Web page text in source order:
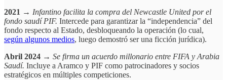
2021 → Infantino facilita la compra del Newcastle United por el
fondo saudí PIF. Intercede para garantizar la “independencia” del
fondo respecto al Estado, desbloqueando la operación (lo cual,
según algunos medios, luego demostró ser una ficción jurídica).
Abril 2024 → Se firma un acuerdo millonario entre FIFA y Arabia
Saudí. Incluye a Aramco y PIF como patrocinadores y socios
estratégicos en múltiples competiciones.